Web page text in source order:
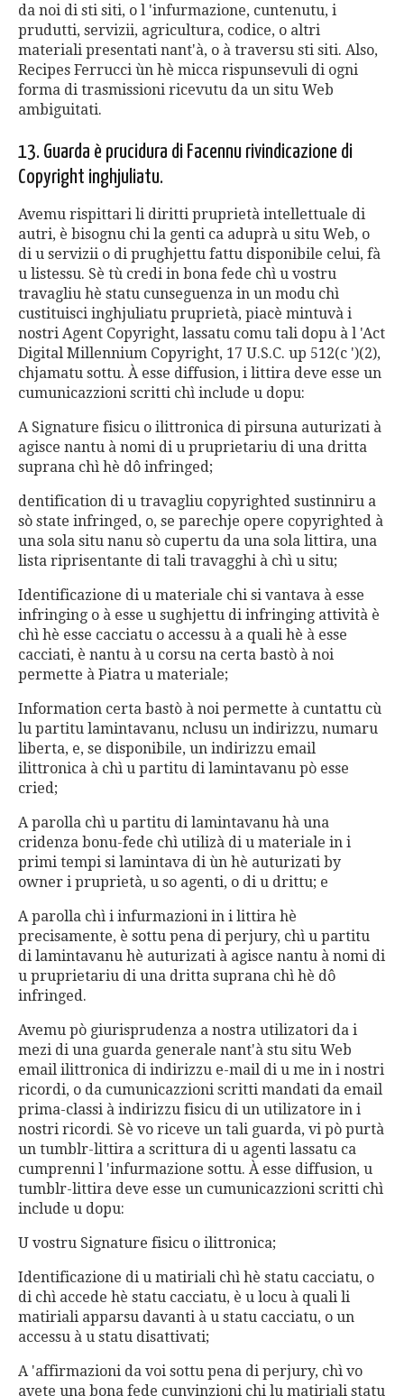
da noi di sti siti, o l 'infurmazione, cuntenutu, i
prudutti, servizii, agricultura, codice, o altri
materiali presentati nant'à, o à traversu sti siti. Also,
Recipes Ferrucci ùn hè micca rispunsevuli di ogni
forma di trasmissioni ricevutu da un situ Web
ambiguitati.
13. Guarda è prucidura di Facennu rivindicazione di
Copyright inghjuliatu.
Avemu rispittari li diritti pruprietà intellettuale di
autri, è bisognu chi la genti ca aduprà u situ Web, o
di u servizii o di prughjettu fattu disponibile celui, fà
u listessu. Sè tù credi in bona fede chì u vostru
travagliu hè statu cunseguenza in un modu chì
custituisci inghjuliatu pruprietà, piacè mintuvà i
nostri Agent Copyright, lassatu comu tali dopu à l 'Act
Digital Millennium Copyright, 17 U.S.C. up 512(c ')(2),
chjamatu sottu. À esse diffusion, i littira deve esse un
cumunicazzioni scritti chì include u dopu:
A Signature fisicu o ilittronica di pirsuna auturizati à
agisce nantu à nomi di u pruprietariu di una dritta
suprana chì hè dô infringed;
dentification di u travagliu copyrighted sustinniru a
sò state infringed, o, se parechje opere copyrighted à
una sola situ nanu sò cupertu da una sola littira, una
lista riprisentante di tali travagghi à chì u situ;
Identificazione di u materiale chi si vantava à esse
infringing o à esse u sughjettu di infringing attività è
chì hè esse cacciatu o accessu à a quali hè à esse
cacciati, è nantu à u corsu na certa bastò à noi
permette à Piatra u materiale;
Information certa bastò à noi permette à cuntattu cù
lu partitu lamintavanu, nclusu un indirizzu, numaru
liberta, e, se disponibile, un indirizzu email
ilittronica à chì u partitu di lamintavanu pò esse
cried;
A parolla chì u partitu di lamintavanu hà una
cridenza bonu-fede chì utilizà di u materiale in i
primi tempi si lamintava di ùn hè auturizati by
owner i pruprietà, u so agenti, o di u drittu; e
A parolla chì i infurmazioni in i littira hè
precisamente, è sottu pena di perjury, chì u partitu
di lamintavanu hè auturizati à agisce nantu à nomi di
u pruprietariu di una dritta suprana chì hè dô
infringed.
Avemu pò giurisprudenza a nostra utilizatori da i
mezi di una guarda generale nant'à stu situ Web
email ilittronica di indirizzu e-mail di u me in i nostri
ricordi, o da cumunicazzioni scritti mandati da email
prima-classi à indirizzu fisicu di un utilizatore in i
nostri ricordi. Sè vo riceve un tali guarda, vi pò purtà
un tumblr-littira a scrittura di u agenti lassatu ca
cumprenni l 'infurmazione sottu. À esse diffusion, u
tumblr-littira deve esse un cumunicazzioni scritti chì
include u dopu:
U vostru Signature fisicu o ilittronica;
Identificazione di u matiriali chì hè statu cacciatu, o
di chì accede hè statu cacciatu, è u locu à quali li
matiriali apparsu davanti à u statu cacciatu, o un
accessu à u statu disattivati;
A 'affirmazioni da voi sottu pena di perjury, chì vo
avete una bona fede cunvinzioni chi lu matiriali statu